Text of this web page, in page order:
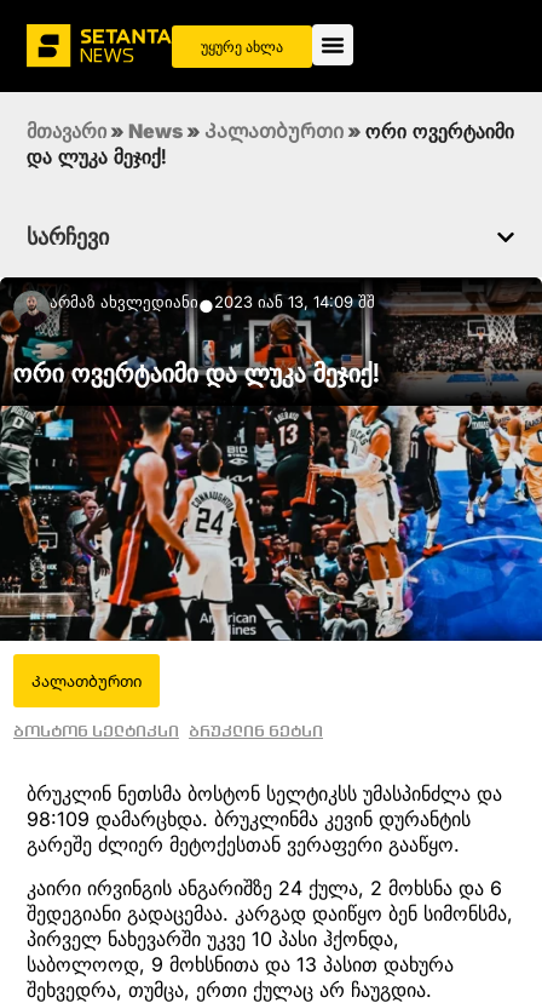
უყურე ახლა
მთავარი » News » Კალათბურთი » ორი ოვერტაიმი
და ლუკა მეჯიქ!
სარჩევი
Არმაზ Ახვლედიანი●2023 იან 13, 14:09 შშ
ორი ოვერტაიმი და ლუკა მეჯიქ!
Კალათბურთი
ბოსტონ სელტიკსი ბრუკლინ ნეტსი
ბრუკლინ ნეთსმა ბოსტონ სელტიკსს უმასპინძლა და
98:109 დამარცხდა. ბრუკლინმა კევინ დურანტის
გარეშე ძლიერ მეტოქესთან ვერაფერი გააწყო.
კაირი ირვინგის ანგარიშზე 24 ქულა, 2 მოხსნა და 6
შედეგიანი გადაცემაა. კარგად დაიწყო ბენ სიმონსმა,
პირველ ნახევარში უკვე 10 პასი ჰქონდა,
საბოლოოდ, 9 მოხსნითა და 13 პასით დახურა
შეხვედრა, თუმცა, ერთი ქულაც არ ჩაუგდია.